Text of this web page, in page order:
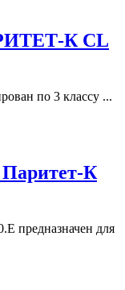
К CL
по 3 классу ...
Паритет-К
предназначен для